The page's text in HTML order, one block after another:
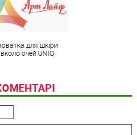
для шкіри
очей UNIQ